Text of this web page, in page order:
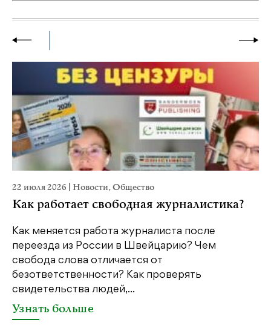
22 июля 2026 Новости,Общество
Как работает свободная журналистика?
Как меняется работа журналиста после
переезда из России в Швейцарию? Чем
свобода слова отличается от
безответственности? Как проверять
свидетельства людей,...
Узнать больше